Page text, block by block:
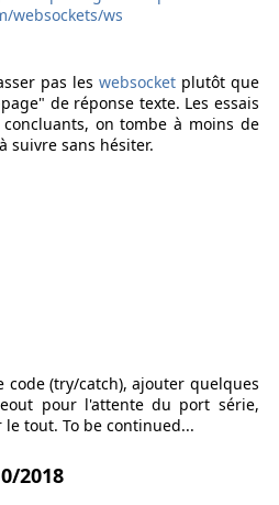
websockets/ws
pas les websocketplutôt que
de réponse texte. Les essais
on tombe à moins de
suivre sans hésiter.
(try/catch), ajouter quelques
pour l'attente du port série,
tout. To be continued...
2018